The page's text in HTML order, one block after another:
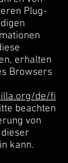
Plug-
erhalten
Browsers
de/fi
beachten
von
kann.